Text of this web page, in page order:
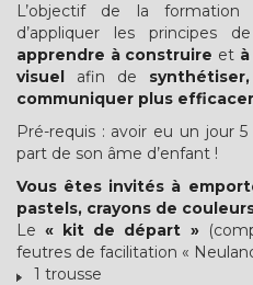
L’objectif de la
d’appliquer les principes
apprendre à construire et
visuel afin de
communiquer plus
Pré-requis : avoir eu un jour
part de son âme d’enfant !
Vous êtes invités à
pastels, crayons de
Le« kit de départ »
feutres de facilitation «
1 trousse